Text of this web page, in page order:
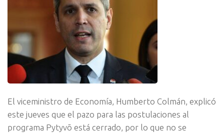
El viceministro de Economía, Humberto Colmán, explicó
este jueves que el pazo para las postulaciones al
programa Pytyvõ está cerrado, por lo que no se